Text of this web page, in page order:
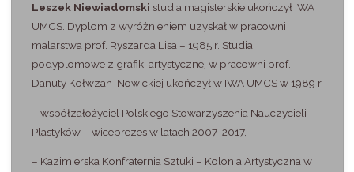
Leszek Niewiadomski studia magisterskie ukończył IWA
UMCS. Dyplom z wyróżnieniem uzyskał w pracowni
malarstwa prof. Ryszarda Lisa – 1985 r. Studia
podyplomowe z grafiki artystycznej w pracowni prof.
Danuty Kołwzan-Nowickiej ukończył w IWA UMCS w 1989 r.
– współzałożyciel Polskiego Stowarzyszenia Nauczycieli
Plastyków – wiceprezes w latach 2007-2017,
– Kazimierska Konfraternia Sztuki – Kolonia Artystyczna w